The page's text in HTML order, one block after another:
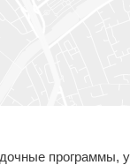
программы,